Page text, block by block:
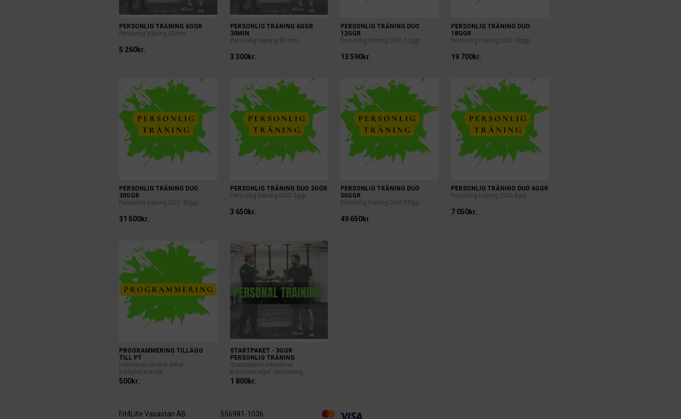
PERSONLIG TRÄNING 6GGR
Personlig träning 55min
5 260kr.
PERSONLIG TRÄNING 6GGR
30MIN
Personlig träning 30 min
3 300kr.
PERSONLIG TRÄNING DUO
12GGR
Personlig träning DUO 12ggr
13 590kr.
PERSONLIG TRÄNING DUO
18GGR
Personlig träning DUO 18ggr
19 700kr.
PERSONLIG TRÄNING DUO
30GGR
Personlig träning DUO 30ggr
31 500kr.
PERSONLIG TRÄNING DUO 3GGR
Personlig träning DUO 3ggr
3 650kr.
PERSONLIG TRÄNING DUO
50GGR
Personlig träning DUO 50ggr
49 650kr.
PERSONLIG TRÄNING DUO 6GGR
Personlig träning DUO 6ggr
7 050kr.
PROGRAMMERING TILLÄGG
TILL PT
Inkluderar önskat antal
kompletterande
träningspass/vecka. Tillgång ti...
500kr.
STARTPAKET - 3GGR
PERSONLIG TRÄNING
Startpaketet inkluderar. -
Behovsanalys - Screening -
Positionerin...
1 800kr.
Fit4Life Vasastan AB
556981-1036